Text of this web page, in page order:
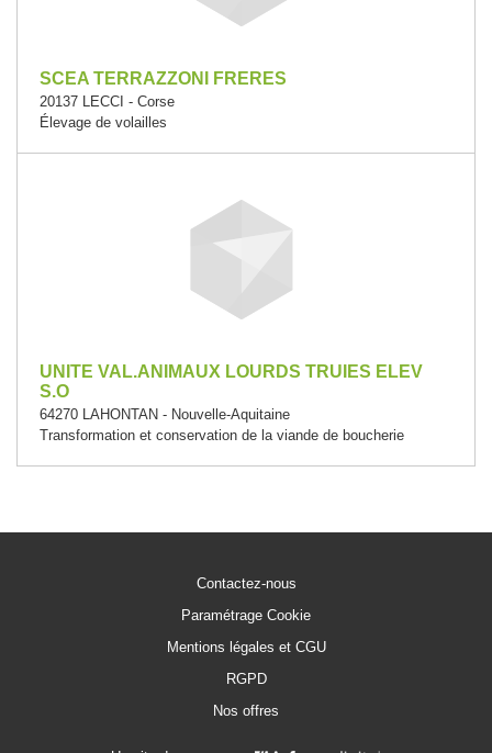
SCEA TERRAZZONI FRERES
20137 LECCI - Corse
Élevage de volailles
UNITE VAL.ANIMAUX LOURDS TRUIES ELEV
S.O
64270 LAHONTAN - Nouvelle-Aquitaine
Transformation et conservation de la viande de boucherie
Contactez-nous
Paramétrage Cookie
Mentions légales et CGU
RGPD
Nos offres